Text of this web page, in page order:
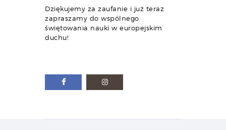
Dziękujemy za zaufanie i już teraz
zapraszamy do wspólnego
świętowania nauki w europejskim
duchu!